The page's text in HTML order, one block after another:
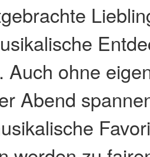
Auch ohne
Abend